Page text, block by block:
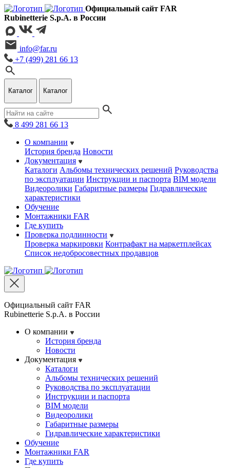
Официальный сайт FAR
Rubinetterie S.p.A. в России
info@far.ru
+7 (499) 281 66 13
Каталог Каталог
8 499 281 66 13
О компании
История бренда Новости
Документация
Каталоги Альбомы технических решений Руководства
по эксплуатации Инструкции и паспорта BIM модели
Видеоролики Габаритные размеры Гидравлические
характеристики
Обучение
Монтажники FAR
Где купить
Проверка подлинности
Проверка маркировки Контрафакт на маркетплейсах
Cписок недобросовестных продавцов
Официальный сайт FAR
Rubinetterie S.p.A. в России
О компании
История бренда
Новости
Документация
Каталоги
Альбомы технических решений
Руководства по эксплуатации
Инструкции и паспорта
BIM модели
Видеоролики
Габаритные размеры
Гидравлические характеристики
Обучение
Монтажники FAR
Где купить